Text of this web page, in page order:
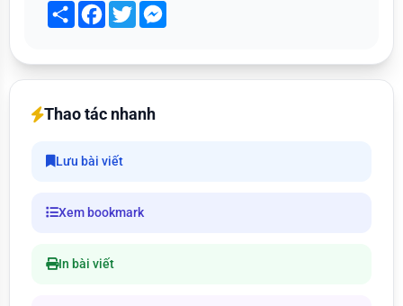
Share Facebook
Twitter
Thao tác nhanh
Lưu bài viết
Xem bookmark
In bài viết